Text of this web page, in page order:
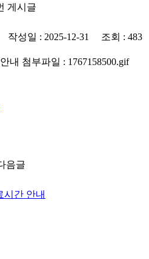
게시글
작성일 : 2025-12-31 조회 : 483
음글
시간 안내